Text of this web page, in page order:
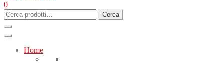
0
Cerca:
Cerca
Home